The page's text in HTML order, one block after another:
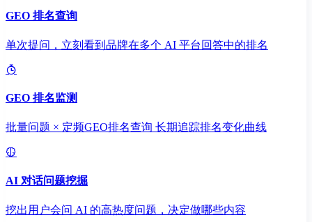
GEO 排名查询
单次提问，立刻看到品牌在多个 AI 平台回答中的排名
GEO 排名监测
批量问题 × 定频GEO排名查询 长期追踪排名变化曲线
AI 对话问题挖掘
挖出用户会问 AI 的高热度问题，决定做哪些内容